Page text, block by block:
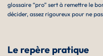
glossaire “pro” sert à remettre le
décider, assez rigoureux pour ne
Le repère pratique